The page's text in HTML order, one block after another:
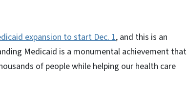
expansion to start Dec. 1, and this is an
Medicaid is a monumental achievement that
of people while helping our health care